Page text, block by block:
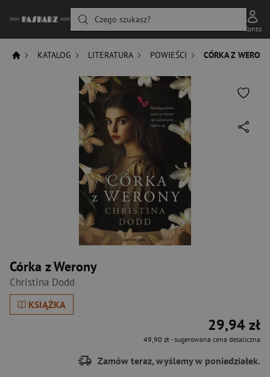
Czego szukasz?
Konto
KATALOG LITERATURA POWIEŚCI CÓRKA Z WERONY
Córka z Werony
Christina Dodd
KSIĄŻKA
29,94 zł
49,90 zł- sugerowana cena detaliczna
Zamów teraz, wyślemy w poniedziałek.